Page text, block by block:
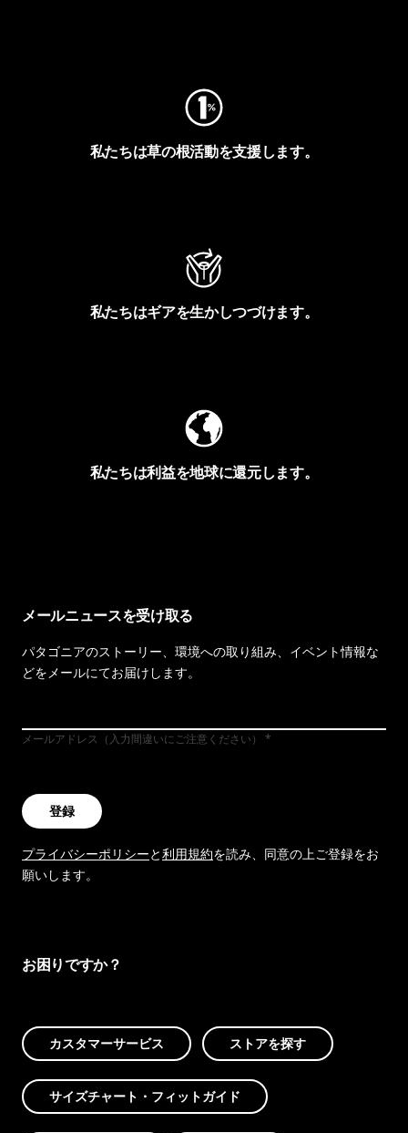
私たちは草の根活動を支援します。
私たちはギアを生かしつづけます。
私たちは利益を地球に還元します。
メールニュースを受け取る
パタゴニアのストーリー、環境への取り組み、イベント情報な
どをメールにてお届けします。
メールアドレス（入力間違いにご注意ください）
登録
プライバシーポリシーと利用規約を読み、同意の上ご登録をお
願いします。
お困りですか？
カスタマーサービス ストアを探す
サイズチャート・フィットガイド